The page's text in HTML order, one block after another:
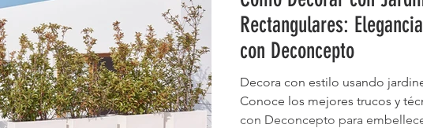
Rectangulares:
con Deconcepto
Decora con estilo usando
Conoce los mejores trucos y
con Deconcepto para